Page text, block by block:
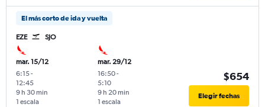
El más corto de ida y vuelta
EZE SJO
mar. 15/12
6:15-
12:45
1 escala
9 h 30 min
mar. 29/12
16:50-
5:10
1 escala
9 h 20 min
$654
Elegir fechas